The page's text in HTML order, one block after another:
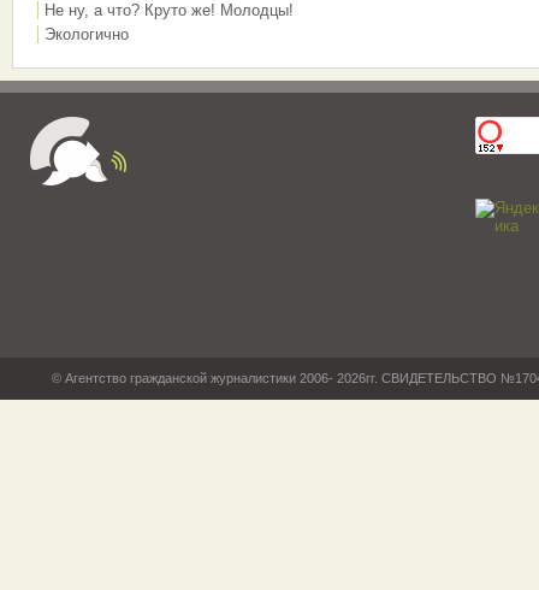
Не ну, а что? Круто же! Молодцы!
Экологично
© Агентство гражданской журналистики 2006- 2026гг. СВИДЕТЕЛЬСТВО